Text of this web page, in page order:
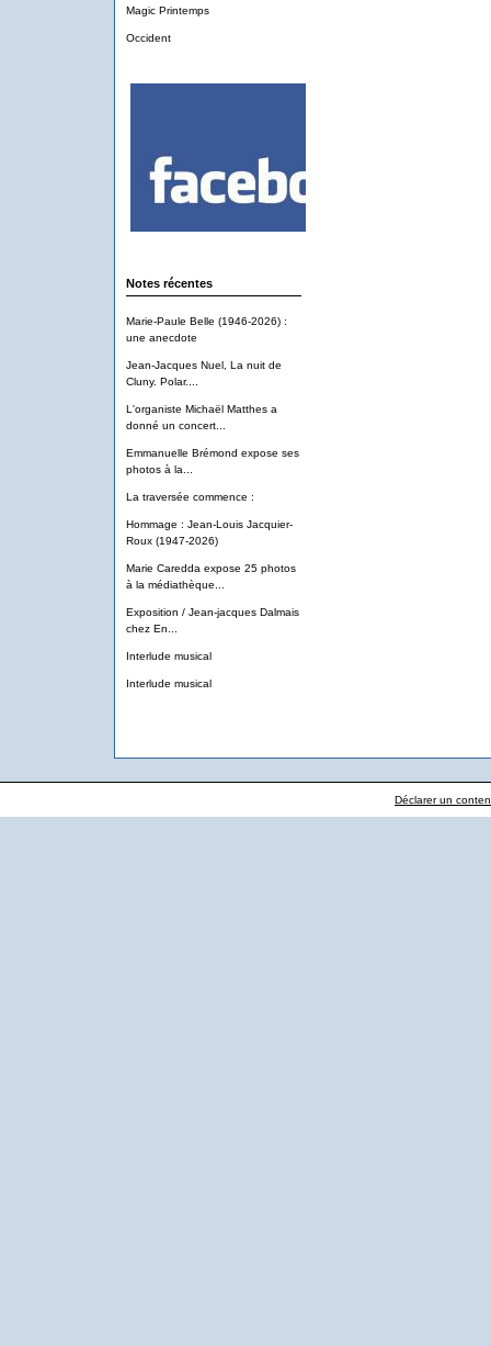
Magic Printemps
Occident
Notes récentes
Marie-Paule Belle (1946-2026) :
une anecdote
Jean-Jacques Nuel, La nuit de
Cluny. Polar....
L'organiste Michaël Matthes a
donné un concert...
Emmanuelle Brémond expose ses
photos à la...
La traversée commence :
Hommage : Jean-Louis Jacquier-
Roux (1947-2026)
Marie Caredda expose 25 photos
à la médiathèque...
Exposition / Jean-jacques Dalmais
chez En...
Interlude musical
Interlude musical
Déclarer un